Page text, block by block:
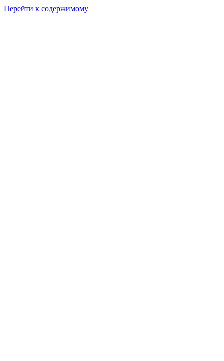
Перейти к содержимому